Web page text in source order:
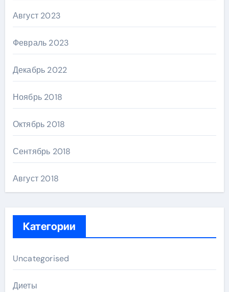
Август 2023
Февраль 2023
Декабрь 2022
Ноябрь 2018
Октябрь 2018
Сентябрь 2018
Август 2018
Категории
Uncategorised
Диеты